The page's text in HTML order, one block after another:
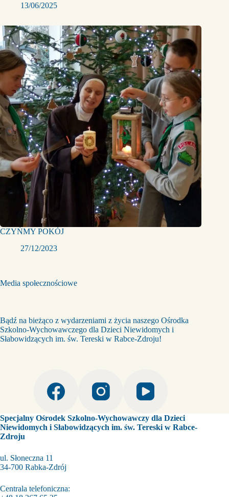
13/06/2025
CZYŃMY POKÓJ
27/12/2023
Media społecznościowe
Bądź na bieżąco z wydarzeniami z życia naszego Ośrodka
Szkolno-Wychowawczego dla Dzieci Niewidomych i
Słabowidzących im. św. Tereski w Rabce-Zdroju!
Specjalny Ośrodek Szkolno-Wychowawczy dla Dzieci
Niewidomych i Słabowidzących im. św. Tereski w Rabce-
Zdroju
ul. Słoneczna 11
34-700 Rabka-Zdrój
Centrala telefoniczna: